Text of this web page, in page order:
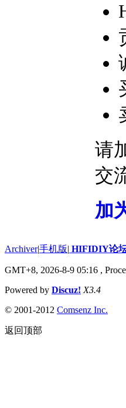
请
交
加
Archiver|手机版| HIFIDIY论
GMT+8, 2026-8-9 05:16 ,
Powered by Discuz! X3.4
© 2001-2012 Comsenz Inc.
返回顶部